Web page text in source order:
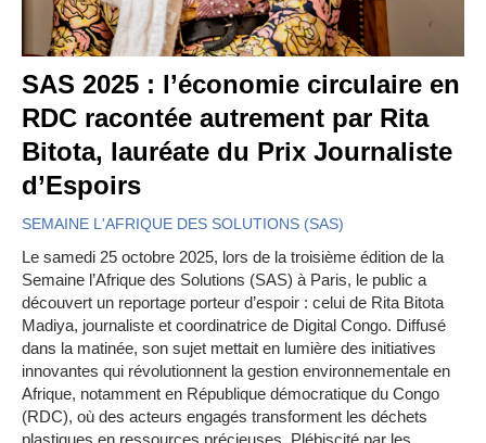
SAS 2025 : l’économie circulaire en
RDC racontée autrement par Rita
Bitota, lauréate du Prix Journaliste
d’Espoirs
SEMAINE L'AFRIQUE DES SOLUTIONS (SAS)
Le samedi 25 octobre 2025, lors de la troisième édition de la
Semaine l’Afrique des Solutions (SAS) à Paris, le public a
découvert un reportage porteur d’espoir : celui de Rita Bitota
Madiya, journaliste et coordinatrice de Digital Congo. Diffusé
dans la matinée, son sujet mettait en lumière des initiatives
innovantes qui révolutionnent la gestion environnementale en
Afrique, notamment en République démocratique du Congo
(RDC), où des acteurs engagés transforment les déchets